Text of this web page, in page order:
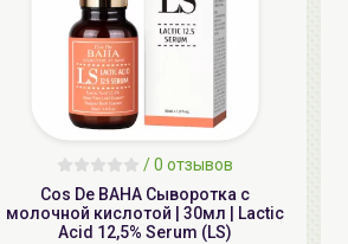
/0 отзывов
Cos De BAHA Сыворотка с
молочной кислотой | 30мл | Lactic
Acid 12,5% Serum (LS)